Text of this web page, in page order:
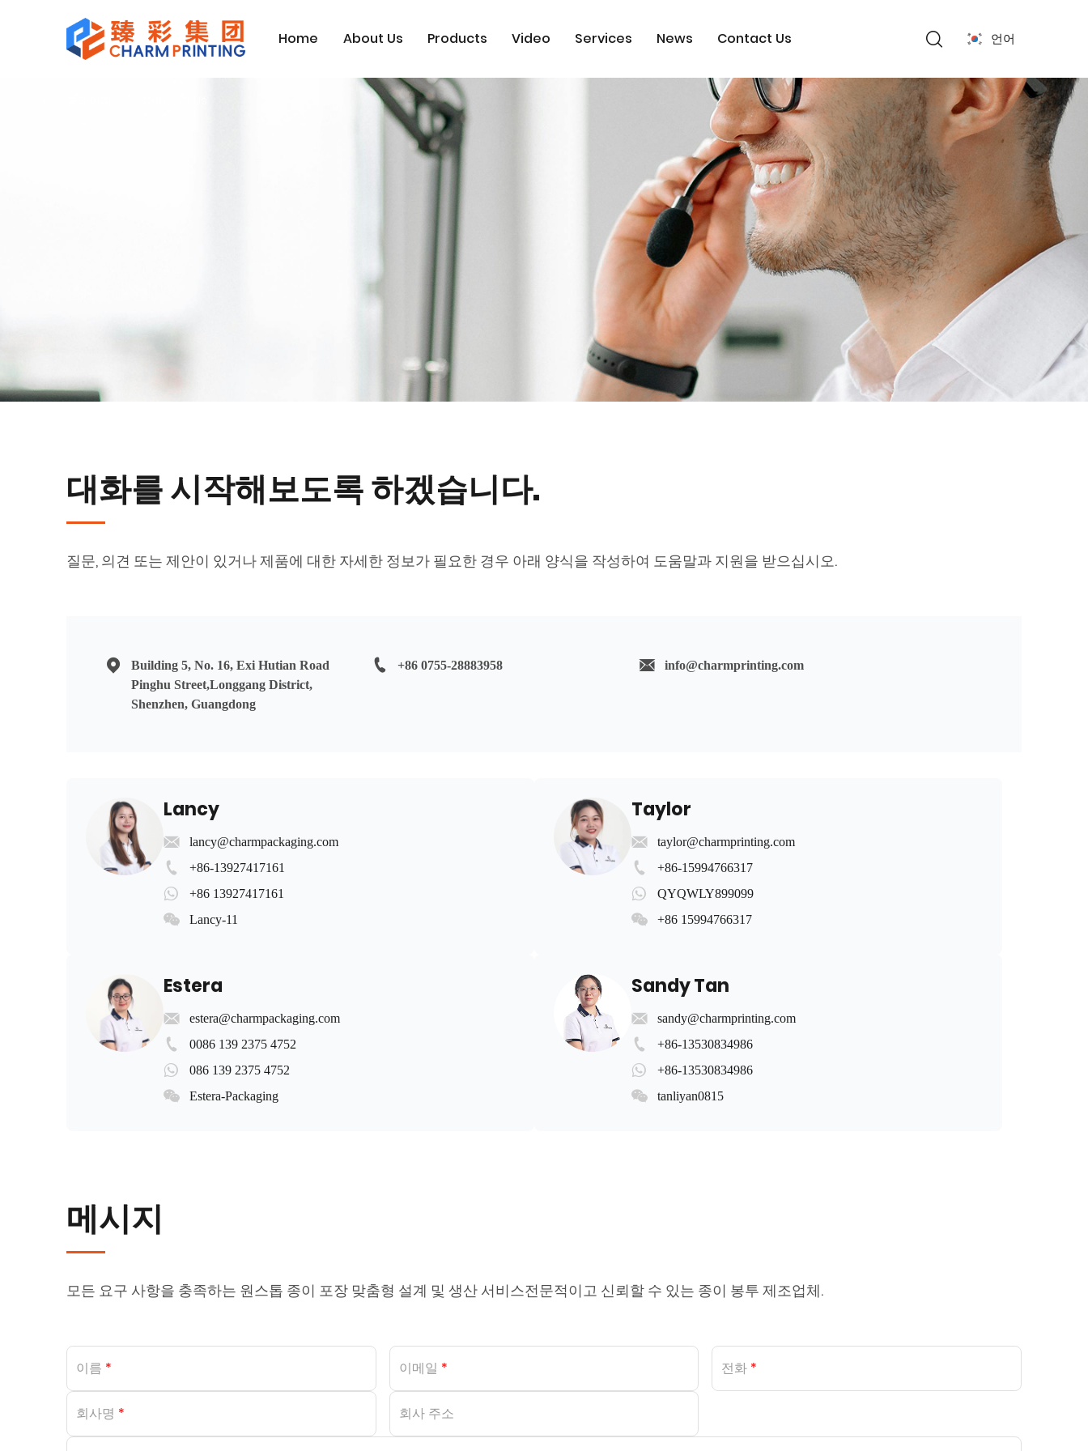
Home About Us Products Video Services News Contact Us 언어
대화를 시작해보도록 하겠습니다.
질문, 의견 또는 제안이 있거나 제품에 대한 자세한 정보가 필요한 경우 아래 양식을 작성하여 도움말과 지원을 받으십시오.
Building 5, No. 16, Exi Hutian Road
Pinghu Street,Longgang District,
Shenzhen, Guangdong
+86 0755-28883958 info@charmprinting.com
Lancy
lancy@charmpackaging.com
+86-13927417161
+86 13927417161
Lancy-11
Taylor
taylor@charmprinting.com
+86-15994766317
QYQWLY899099
+86 15994766317
Estera
estera@charmpackaging.com
0086 139 2375 4752
086 139 2375 4752
Estera-Packaging
Sandy Tan
sandy@charmprinting.com
+86-13530834986
+86-13530834986
tanliyan0815
메시지
모든 요구 사항을 충족하는 원스톱 종이 포장 맞춤형 설계 및 생산 서비스전문적이고 신뢰할 수 있는 종이 봉투 제조업체.
이름 * 이메일 * 전화 *
회사명 * 회사 주소